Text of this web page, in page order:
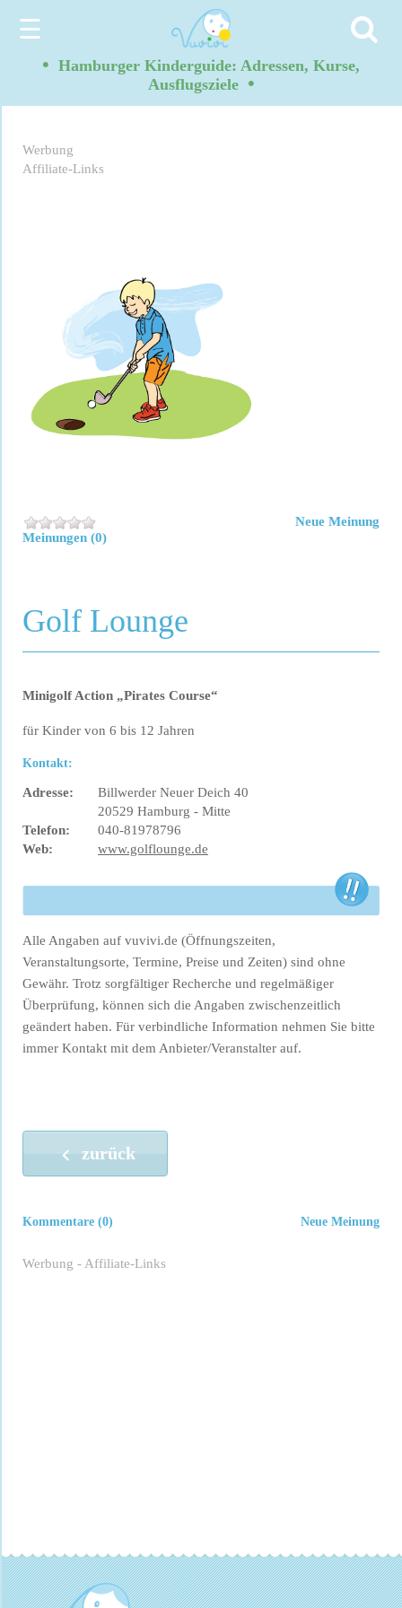
☰
• Hamburger Kinderguide: Adressen, Kurse,
Ausflugsziele •
Werbung
Affiliate-Links
Meinungen (0)
Neue Meinung
Golf Lounge
Minigolf Action „Pirates Course“
für Kinder von 6 bis 12 Jahren
Kontakt:
Adresse:
Billwerder Neuer Deich 40
20529 Hamburg - Mitte
Telefon:
040-81978796
Web:
www.golflounge.de
Alle Angaben auf vuvivi.de (Öffnungszeiten,
Veranstaltungsorte, Termine, Preise und Zeiten) sind ohne
Gewähr. Trotz sorgfältiger Recherche und regelmäßiger
Überprüfung, können sich die Angaben zwischenzeitlich
geändert haben. Für verbindliche Information nehmen Sie bitte
immer Kontakt mit dem Anbieter/Veranstalter auf.
zurück
Neue Meinung
Kommentare (0)
Werbung - Affiliate-Links